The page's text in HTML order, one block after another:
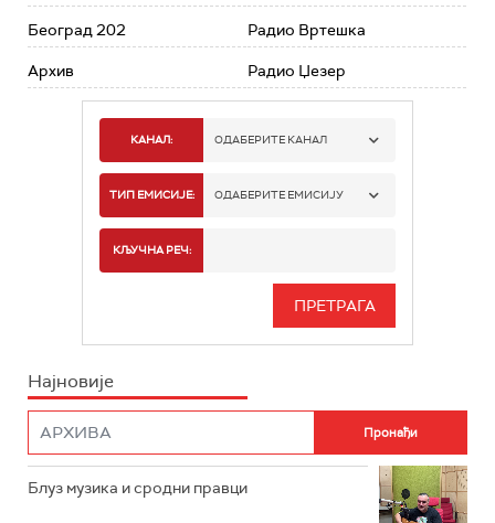
Београд 202
Архив
Радио Вртешка
Радио Џезер
КАНАЛ: ОДАБЕРИТЕ КАНАЛ
РАДИО БЕОГРАД 1
РАДИО БЕОГРАД 3
РАДИО РОКЕНРОЛЕР
ТИП ЕМИСИЈЕ: ОДАБЕРИТЕ ЕМИСИЈУ
ИНФО
КЉУЧНА РЕЧ:
Најновије
Блуз музика и сродни правци